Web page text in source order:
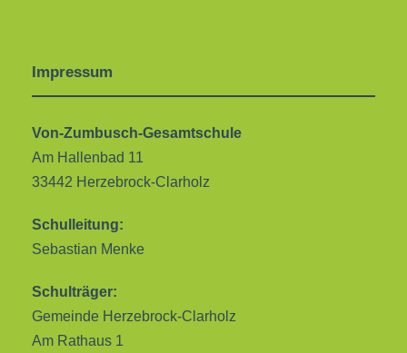
Impressum
Von-Zumbusch-Gesamtschule
Am Hallenbad 11
33442 Herzebrock-Clarholz
Schulleitung:
Sebastian Menke
Schulträger:
Gemeinde Herzebrock-Clarholz
Am Rathaus 1